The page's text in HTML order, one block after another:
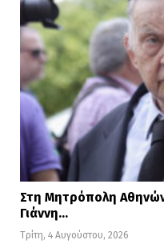
Στη Μητρόπολη
Γιάννη…
Τρίτη, 4 Αυγούστου, 2026